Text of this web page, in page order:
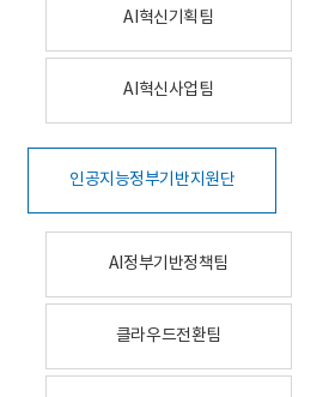
AI혁신기획팀
AI혁신사업팀
인공지능정부기반지원단
AI정부기반정책팀
클라우드전환팀